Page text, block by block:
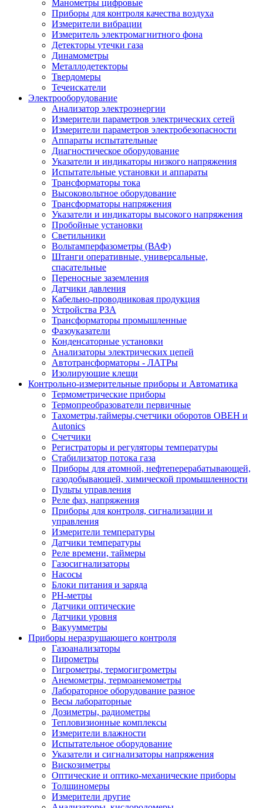
Манометры цифровые
Приборы для контроля качества воздуха
Измерители вибрации
Измеритель электромагнитного фона
Детекторы утечки газа
Динамометры
Металлодетекторы
Твердомеры
Течеискатели
Электрооборудование
Анализатор электроэнергии
Измерители параметров электрических сетей
Измерители параметров электробезопасности
Аппараты испытательные
Диагностическое оборудование
Указатели и индикаторы низкого напряжения
Испытательные установки и аппараты
Трансформаторы тока
Высоковольтное оборудование
Трансформаторы напряжения
Указатели и индикаторы высокого напряжения
Пробойные установки
Светильники
Вольтамперфазометры (ВАФ)
Штанги оперативные, универсальные,
спасательные
Переносные заземления
Датчики давления
Кабельно-проводниковая продукция
Устройства РЗА
Трансформаторы промышленные
Фазоуказатели
Конденсаторные установки
Анализаторы электрических цепей
Автотрансформаторы - ЛАТРы
Изолирующие клещи
Контрольно-измерительные приборы и Автоматика
Термометрические приборы
Термопреобразователи первичные
Тахометры,таймеры,счетчики оборотов ОВЕН и
Autonics
Счетчики
Регистраторы и регуляторы температуры
Стабилизатор потока газа
Приборы для атомной, нефтеперерабатывающей,
газодобывающей, химической промышленности
Пульты управления
Реле фаз, напряжения
Приборы для контроля, сигнализации и
управления
Измерители температуры
Датчики температуры
Реле времени, таймеры
Газосигнализаторы
Насосы
Блоки питания и заряда
PH-метры
Датчики оптические
Датчики уровня
Вакуумметры
Приборы неразрушающего контроля
Газоанализаторы
Пирометры
Гигрометры, термогигрометры
Анемометры, термоанемометры
Лабораторное оборудование разное
Весы лабораторные
Дозиметры, радиометры
Тепловизионные комплексы
Измерители влажности
Испытательное оборудование
Указатели и сигнализаторы напряжения
Вискозиметры
Оптические и оптико-механические приборы
Толщиномеры
Измерители другие